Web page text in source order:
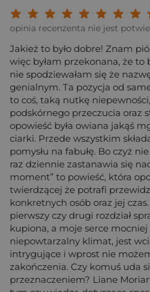
Twoja
Twoja
Twoja ocena:
Twoja ocena: Może
Twoja ocena: Słaba 3/
Twoja ocena: Bardzo
Twoja ocena: Beznadziejna 1/
opinia recenzenta nie jest
Jakież to było dobre! Znam
więc byłam przekonana, że to
nie spodziewałam się że
genialnym. Ta pozycja od
to coś, taką nutkę
podskórnego przeczucia oraz
opowieść była owiana jakąś
ciarki. Przede wszystkim
pomysłu na fabułę. Bo czyż
raz dziennie zastanawia się
moment” to powieść, która
twierdzącej że potrafi
konkretnych osób oraz jej
pierwszy czy drugi rozdział
kupiona, a moje serce mocniej
niepowtarzalny klimat, jest
intrygujące i wprost nie
zakończenia. Czy komuś uda
przeznaczeniem? Liane